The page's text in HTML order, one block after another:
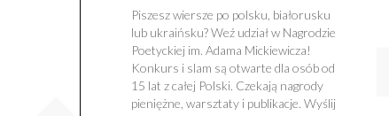
Piszesz wiersze po polsku, białorusku
lub ukraińsku? Weź udział w Nagrodzie
Poetyckiej im. Adama Mickiewicza!
Konkurs i slam są otwarte dla osób od
15 lat z całej Polski. Czekają nagrody
pieniężne, warsztaty i publikacje. Wyślij